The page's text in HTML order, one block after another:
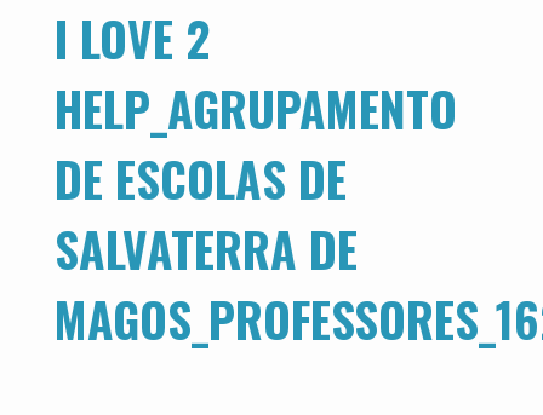
I LOVE 2
HELP_AGRUPAMENTO
DE ESCOLAS DE
SALVATERRA DE